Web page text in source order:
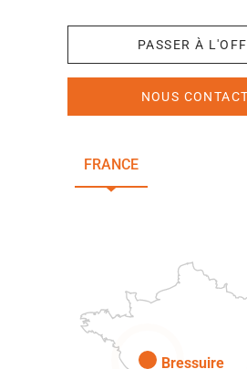
PASSER À
NOUS
FRANCE
Bressuire